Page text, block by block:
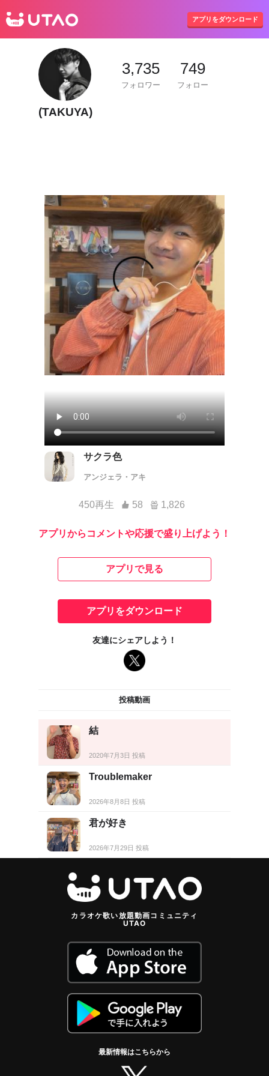
アプリをダウンロード
3,735
フォロワー
749
フォロー
(TAKUYA)
サクラ色
アンジェラ・アキ
450再生 58 1,826
アプリからコメントや応援で盛り上げよう！
アプリで見る
アプリをダウンロード
友達にシェアしよう！
投稿動画
結
2020年7月3日 投稿
Troublemaker
2026年8月8日 投稿
君が好き
2026年7月29日 投稿
カラオケ歌い放題動画コミュニティ
UTAO
最新情報はこちらから